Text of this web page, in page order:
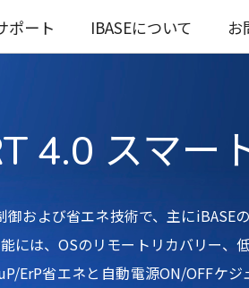
ポート IBASEについて お
4.0 スマー
および省エネ技術で、主に
には、OSのリモートリカバリー
ErP省エネと自動電源ON/OFFケ